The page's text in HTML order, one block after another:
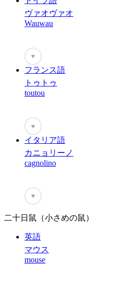
ヴァオヴァオ
Wauwau
♥
フランス語
トゥトゥ
toutou
♥
イタリア語
カニョリーノ
cagnolino
♥
二十日鼠（小さめの鼠）
英語
マウス
mouse